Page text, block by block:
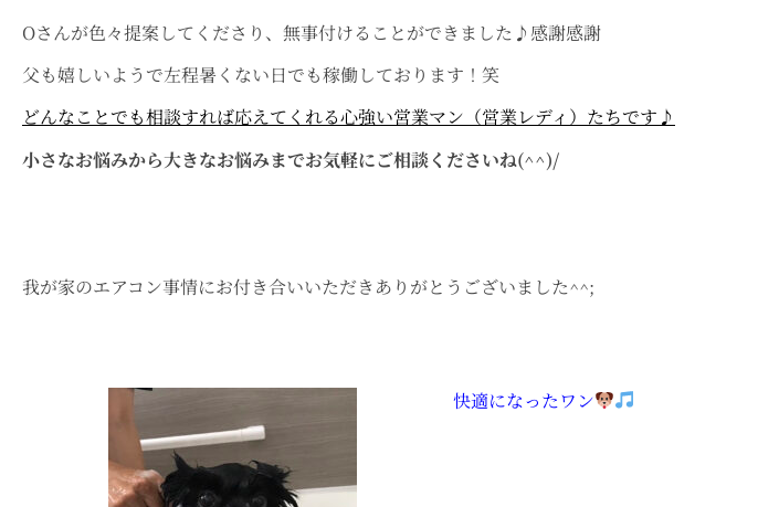
Oさんが色々提案してくださり、無事付けることができました♪感謝感謝
父も嬉しいようで左程暑くない日でも稼働しております！笑
どんなことでも相談すれば応えてくれる心強い営業マン（営業レディ）たちです♪
小さなお悩みから大きなお悩みまでお気軽にご相談くださいね(^^)/
我が家のエアコン事情にお付き合いいただきありがとうございました^^;
快適になったワン